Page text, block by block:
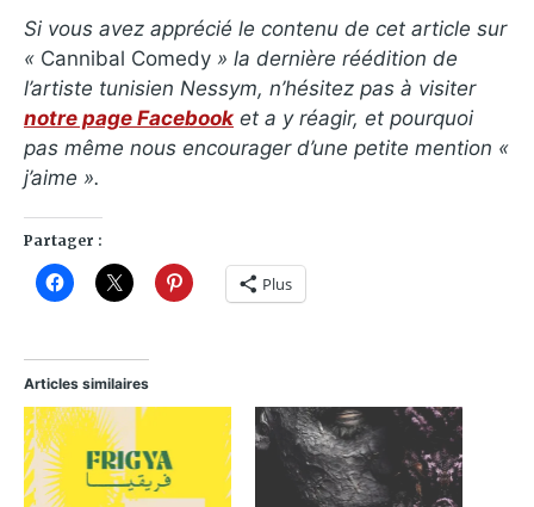
Si vous avez apprécié le contenu de cet article sur
« Cannibal Comedy » la dernière réédition de
l’artiste tunisien Nessym, n’hésitez pas à visiter
notre page Facebook et a y réagir, et pourquoi
pas même nous encourager d’une petite mention «
j’aime ».
Partager :
Plus
Articles similaires